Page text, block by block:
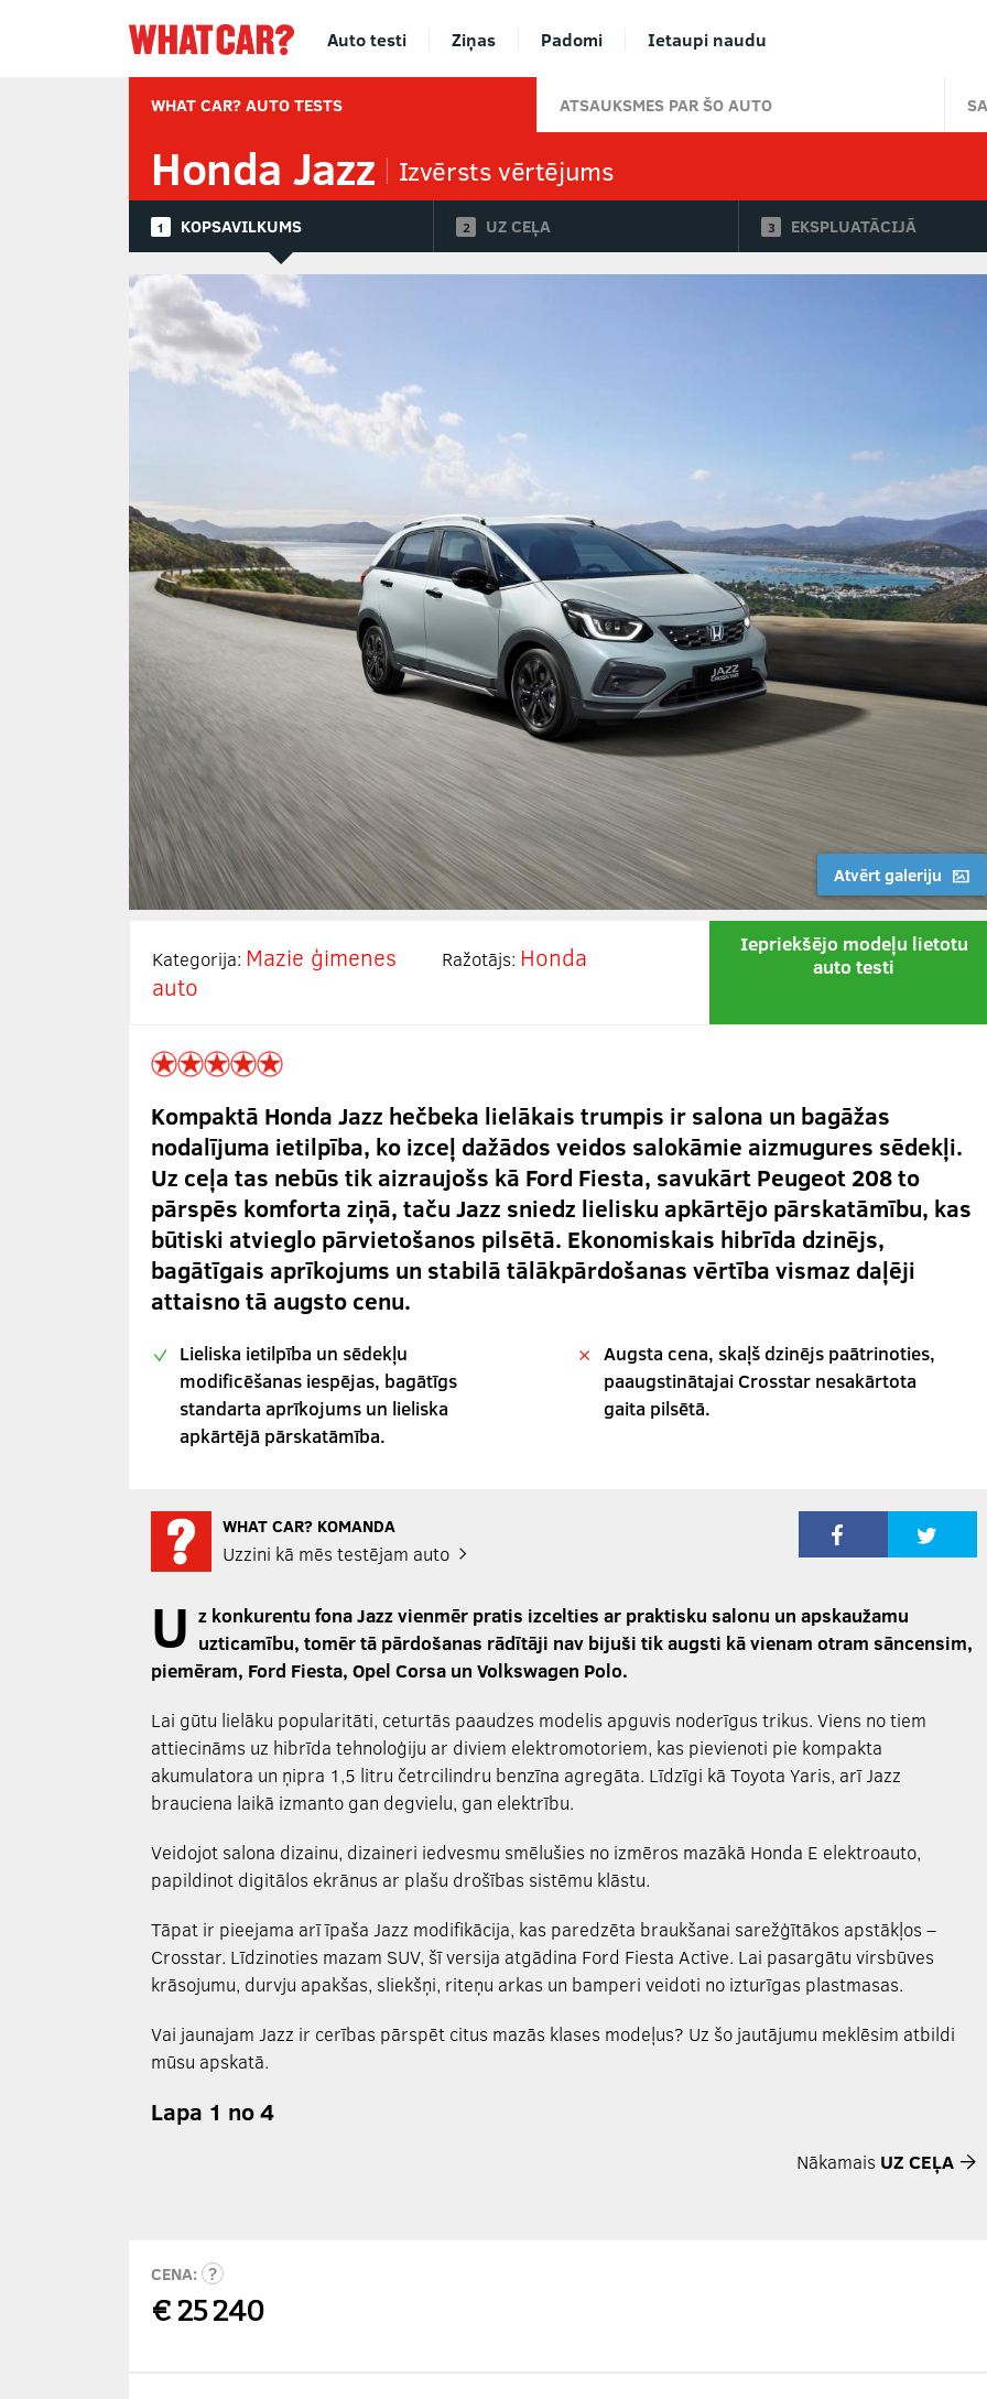
Auto testi Ziņas Padomi Ietaupi naudu
WHAT CAR? AUTO TESTS ATSAUKSMES PAR ŠO AUTO
Honda Jazz Izvērsts vērtējums
KOPSAVILKUMS UZ CEĻA EKSPLUATĀCIJĀ
Atvērt galeriju
Kategorija: Mazie ģimenes
auto
Ražotājs: Honda
Iepriekšējo modeļu lietotu
auto testi
Kompaktā Honda Jazz hečbeka lielākais trumpis ir salona un bagāžas
nodalījuma ietilpība, ko izceļ dažādos veidos salokāmie aizmugures sēdekļi.
Uz ceļa tas nebūs tik aizraujošs kā Ford Fiesta, savukārt Peugeot 208 to
pārspēs komforta ziņā, taču Jazz sniedz lielisku apkārtējo pārskatāmību, kas
būtiski atvieglo pārvietošanos pilsētā. Ekonomiskais hibrīda dzinējs,
bagātīgais aprīkojums un stabilā tālākpārdošanas vērtība vismaz daļēji
attaisno tā augsto cenu.
Lieliska ietilpība un sēdekļu
modificēšanas iespējas, bagātīgs
standarta aprīkojums un lieliska
apkārtējā pārskatāmība.
Augsta cena, skaļš dzinējs paātrinoties,
paaugstinātajai Crosstar nesakārtota
gaita pilsētā.
WHAT CAR? KOMANDA
Uzzini kā mēs testējam auto
U z konkurentu fona Jazz vienmēr pratis izcelties ar praktisku salonu un apskaužamu
uzticamību, tomēr tā pārdošanas rādītāji nav bijuši tik augsti kā vienam otram sāncensim,
piemēram, Ford Fiesta, Opel Corsa un Volkswagen Polo.
Lai gūtu lielāku popularitāti, ceturtās paaudzes modelis apguvis noderīgus trikus. Viens no tiem
attiecināms uz hibrīda tehnoloģiju ar diviem elektromotoriem, kas pievienoti pie kompakta
akumulatora un ņipra 1,5 litru četrcilindru benzīna agregāta. Līdzīgi kā Toyota Yaris, arī Jazz
brauciena laikā izmanto gan degvielu, gan elektrību.
Veidojot salona dizainu, dizaineri iedvesmu smēlušies no izmēros mazākā Honda E elektroauto,
papildinot digitālos ekrānus ar plašu drošības sistēmu klāstu.
Tāpat ir pieejama arī īpaša Jazz modifikācija, kas paredzēta braukšanai sarežģītākos apstākļos –
Crosstar. Līdzinoties mazam SUV, šī versija atgādina Ford Fiesta Active. Lai pasargātu virsbūves
krāsojumu, durvju apakšas, sliekšņi, riteņu arkas un bamperi veidoti no izturīgas plastmasas.
Vai jaunajam Jazz ir cerības pārspēt citus mazās klases modeļus? Uz šo jautājumu meklēsim atbildi
mūsu apskatā.
Lapa 1 no 4
Nākamais UZ CEĻA
CENA:
€ 25 240